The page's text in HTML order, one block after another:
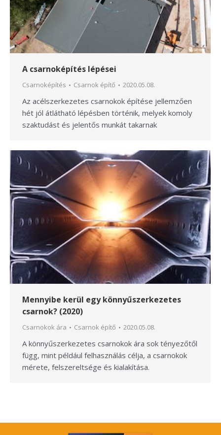
A csarnoképítés lépései
Csarnoképítés Csarnok építő 2020.05.08.
Az acélszerkezetes csarnokok építése jellemzően
hét jól átlátható lépésben történik, melyek komoly
szaktudást és jelentős munkát takarnak
Mennyibe kerül egy könnyűszerkezetes
csarnok? (2020)
Csarnokok ára Csarnok építő 2020.05.08.
A könnyűszerkezetes csarnokok ára sok tényezőtől
függ, mint például felhasználás célja, a csarnokok
mérete, felszereltsége és kialakítása.